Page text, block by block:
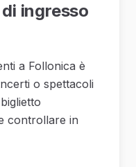
ingresso
a Follonica è
o spettacoli
controllare in